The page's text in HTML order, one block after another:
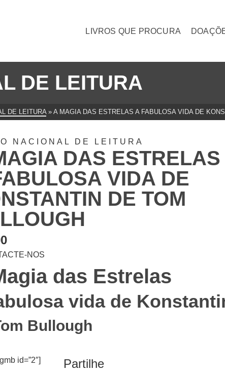
LIVROS QUE PROCURA
DE LEITURA
DE LEITURA » A MAGIA DAS ESTRELAS A FABULOSA VIDA DE
NACIONAL DE LEITURA
DAS ESTRELAS
VIDA DE
DE TOM
NOS
das Estrelas
vida de
Bullough
id=”2″] Partilhe